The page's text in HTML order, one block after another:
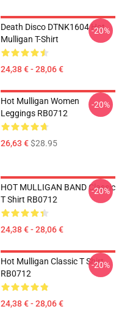
Death Disco DTNK1604 Hot
Mulligan T-Shirt
24,38 € - 28,06 €
-20%
Hot Mulligan Women
Leggings RB0712
26,63 €$28.95
-20%
HOT MULLIGAN BAND Classic
T Shirt RB0712
24,38 € - 28,06 €
-20%
Hot Mulligan Classic T Shirt
RB0712
24,38 € - 28,06 €
-20%